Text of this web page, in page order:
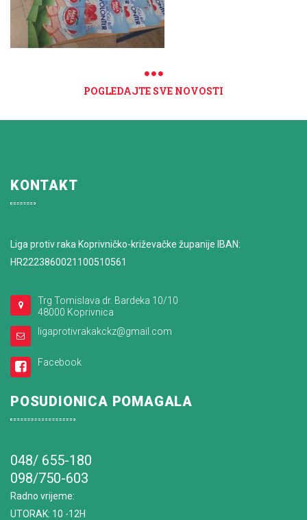
POGLEDAJTE SVE NOVOSTI
KONTAKT
Liga protiv raka Koprivničko-križevačke županije IBAN:
HR2223860021100510561
Trg Tomislava dr. Bardeka 10/10
48000 Koprivnica
ligaprotivrakakckz@gmail.com
Facebook
POSUDIONICA POMAGALA
048/ 655-180
098/750-603
Radno vrijeme:
UTORAK: 10 -12H